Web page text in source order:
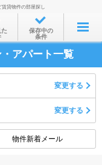
ら
から
貸物件の部屋探し
保存中の
条件
アパート一覧
変更する
変更する
物件新着メール